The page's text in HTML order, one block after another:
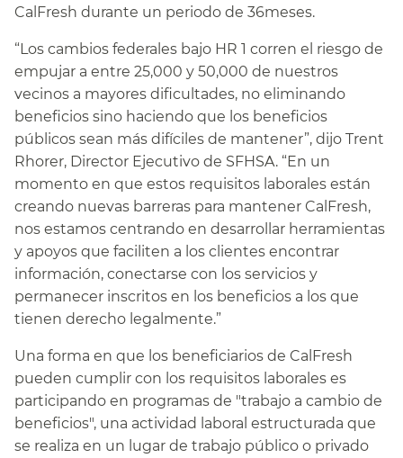
CalFresh durante un periodo de 36meses.​​
“Los cambios federales bajo HR 1 corren el riesgo de
empujar a entre 25,000 y 50,000 de nuestros
vecinos a mayores dificultades, no eliminando
beneficios sino haciendo que los beneficios
públicos sean más difíciles de mantener”, dijo Trent
Rhorer, Director Ejecutivo de SFHSA. “En un
momento en que estos requisitos laborales están
creando nuevas barreras para mantener CalFresh,
nos estamos centrando en desarrollar herramientas
y apoyos que faciliten a los clientes encontrar
información, conectarse con los servicios y
permanecer inscritos en los beneficios a los que
tienen derecho legalmente.”​​
Una forma en que los beneficiarios de CalFresh
pueden cumplir con los requisitos laborales es
participando en programas de "trabajo a cambio de
beneficios", una actividad laboral estructurada que
se realiza en un lugar de trabajo público o privado